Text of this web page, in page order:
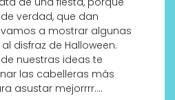
verdad, que dan
a mostrar algunas
disfraz de Halloween.
nuestras ideas te
las cabelleras más
asustar mejorrrr….